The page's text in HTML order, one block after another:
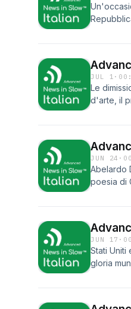
JUL 1 ·
Le
d'arte, il
JUN 24 ·
Abelardo
poesia di
JUN 17 ·
Stati Uniti
gloria